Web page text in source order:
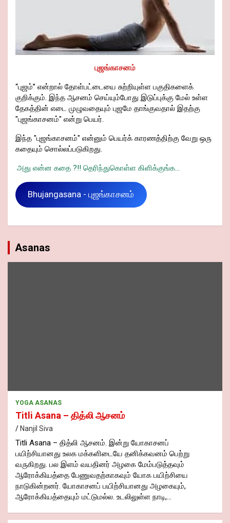
புஜங்காசனம்
“புஜம்” என்றால் தோள்பட்டையை சுற்றியுள்ள பகுதிகளைக்
குறிக்கும். இந்த ஆசனம் செய்யும்போது இடுப்புக்கு மேல் உள்ள
தேகத்தின் எடை முழுவதையும் புஜமே தாங்குவதால் இதற்கு
"புஜங்காசனம்" என்று பெயர்.
இந்த "புஜங்காசனம்" என்னும் பெயர்க் காரணத்திற்கு வேறு ஒரு
கதையும் சொல்லப்படுகிறது.
அது என்ன கதை ?!! தெரிந்துகொள்ள கிளிக்குங்க...
Bhujangasana - புஜங்காசனம்
Asanas
YOGA ASANAS
Titli Asana – தித்லி ஆசனம்
Nanjil Siva
Titli Asana – தித்லி ஆசனம். இன்று யோகாசனப்
பயிற்சியானது உலக மக்களிடையே தனிக்கவனம் பெற்று
வருகிறது. பல இளம் வயதினர் அழகை மேம்படுத்தவும்
ஆரோக்கியத்தை பேணுவதற்காகவும் யோக பயிற்சியை
நாடுகின்றனர். யோகாசனப் பயிற்சியானது அழகையும்,
ஆரோக்கியத்தையும் மட்டுமல்ல. உடலிலுள்ள நாடி,…